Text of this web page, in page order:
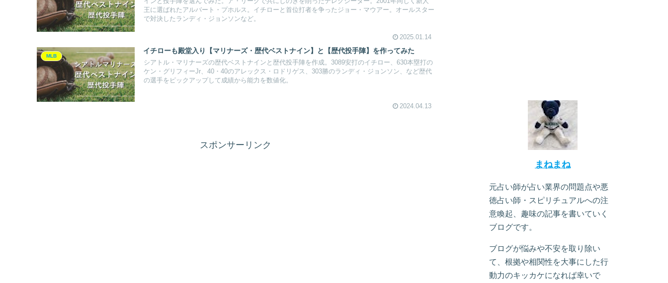
王に選ばれたアルバート・プホルス。イチローと首位打者を争ったジョー・マウアー。オールスター
で対決したランディ・ジョンソンなど。
2025.01.14
MLB
イチローも殿堂入り【マリナーズ・歴代ベストナイン】と【歴代投手陣】を作ってみた
シアトル・マリナーズの歴代ベストナインと歴代投手陣を作成。3089安打のイチロー、630本塁打の
ケン・グリフィーJr、40・40のアレックス・ロドリゲス、303勝のランディ・ジョンソン、など歴代
の選手をピックアップして成績から能力を数値化。
2024.04.13
スポンサーリンク
まねまね
元占い師が占い業界の問題点や悪
徳占い師・スピリチュアルへの注
意喚起、趣味の記事を書いていく
ブログです。
ブログが悩みや不安を取り除い
て、根拠や相関性を大事にした行
動力のキッカケになれば幸いで